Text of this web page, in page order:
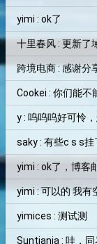
yimi : ok了
十里春风 : 更新
跨境电商 : 感谢分
Cookei : 你们能
y : 呜呜呜好可怜
saky : 有些c s s挂
yimi : ok了，博客
yimi : 可以的 我有
yimices : 测试测